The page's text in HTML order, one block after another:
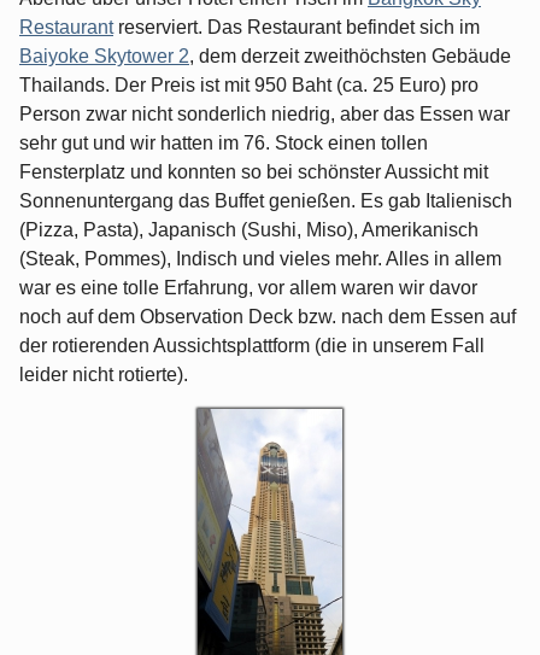
Restaurantreserviert. Das Restaurant befindet sich im
Baiyoke Skytower 2, dem derzeit zweithöchsten Gebäude
Thailands. Der Preis ist mit 950 Baht (ca. 25 Euro) pro
Person zwar nicht sonderlich niedrig, aber das Essen war
sehr gut und wir hatten im 76. Stock einen tollen
Fensterplatz und konnten so bei schönster Aussicht mit
Sonnenuntergang das Buffet genießen. Es gab Italienisch
(Pizza, Pasta), Japanisch (Sushi, Miso), Amerikanisch
(Steak, Pommes), Indisch und vieles mehr. Alles in allem
war es eine tolle Erfahrung, vor allem waren wir davor
noch auf dem Observation Deck bzw. nach dem Essen auf
der rotierenden Aussichtsplattform (die in unserem Fall
leider nicht rotierte).